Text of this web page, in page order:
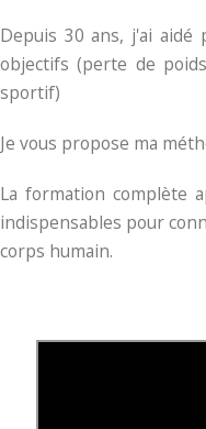
Depuis 30 ans, j'ai
objectifs (perte de
sportif)
Je vous propose ma
La formation complète
indispensables pour
corps humain.